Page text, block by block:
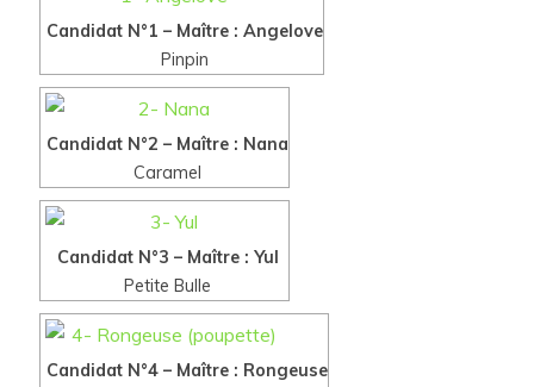
Candidat N°1 – Maître : Angelove
Pinpin
Candidat N°2 – Maître : Nana
Caramel
Candidat N°3 – Maître : Yul
Petite Bulle
Candidat N°4 – Maître : Rongeuse